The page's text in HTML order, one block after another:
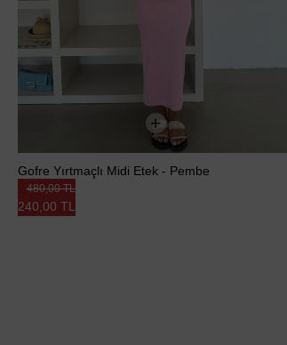
Gofre Yırtmaçlı Midi Etek - Pembe
240,00 TL
480,00 TL